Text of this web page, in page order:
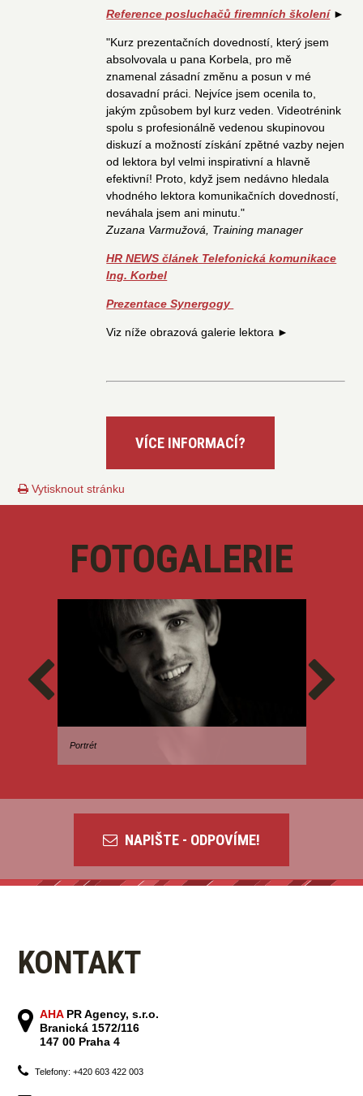
Reference posluchačů firemních školení►
"Kurz prezentačních dovedností, který jsem
absolvovala u pana Korbela, pro mě
znamenal zásadní změnu a posun v mé
dosavadní práci. Nejvíce jsem ocenila to,
jakým způsobem byl kurz veden. Videotrénink
spolu s profesionálně vedenou skupinovou
diskuzí a možností získání zpětné vazby nejen
od lektora byl velmi inspirativní a hlavně
efektivní! Proto, když jsem nedávno hledala
vhodného lektora komunikačních dovedností,
neváhala jsem ani minutu."
Zuzana Varmužová, Training manager
HR NEWS článek Telefonická komunikace
Ing. Korbel
Prezentace Synergogy
Viz níže obrazová galerie lektora ►
Vytisknout stránku
FOTOGALERIE
Portrét
NAPIŠTE - ODPOVÍME!
KONTAKT
AHA PR Agency, s.r.o.
Branická 1572/116
147 00 Praha 4
Telefony: +420 603 422 003